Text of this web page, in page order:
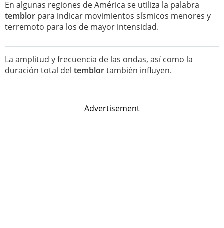
En algunas regiones de América se utiliza la palabra
temblor para indicar movimientos sísmicos menores y
terremoto para los de mayor intensidad.
La amplitud y frecuencia de las ondas, así como la
duración total del temblortambién influyen.
Advertisement